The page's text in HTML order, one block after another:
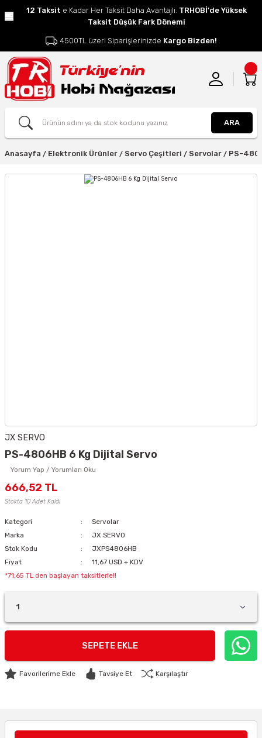
12 Taksit e Kadar Her Taksit Daha Avantajlı. TRHOBİ'de Yüksek
Taksit Düşük Fark Dönemi
4500TL üzeri Siparişlerinizde Kargo Bizden!
ARA
Anasayfa Elektronik Ürünler Servo Çeşitleri Servolar PS-
JX SERVO
PS-4806HB 6 Kg Dijital Servo
Yorum Yap / Yorumları Oku
666,52 TL
Stokta 10 Adet Kaldı
Kategori
Servolar
Marka
JX SERVO
Stok Kodu
JXPS4806HB
Fiyat
11,67 USD + KDV
*71,65 TL den başlayan taksitlerle!!
SEPETE EKLE
Tavsiye Et Karşılaştır